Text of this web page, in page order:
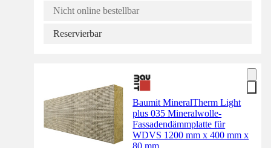
Nicht online bestellbar
Reservierbar
Baumit MineralTherm Light
plus 035 Mineralwolle-
Fassadendämmplatte für
WDVS 1200 mm x 400 mm x